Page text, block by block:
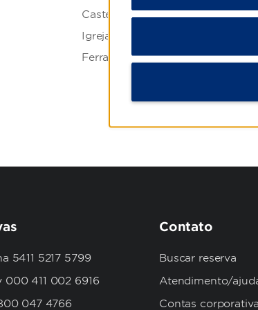
Castelo de Silves
Igreja de São Lourenço
Ferragudo
5411 5217 5799
000 411 002 6916
047 4766
Contato
Buscar reserva
Atendimento/
Contas